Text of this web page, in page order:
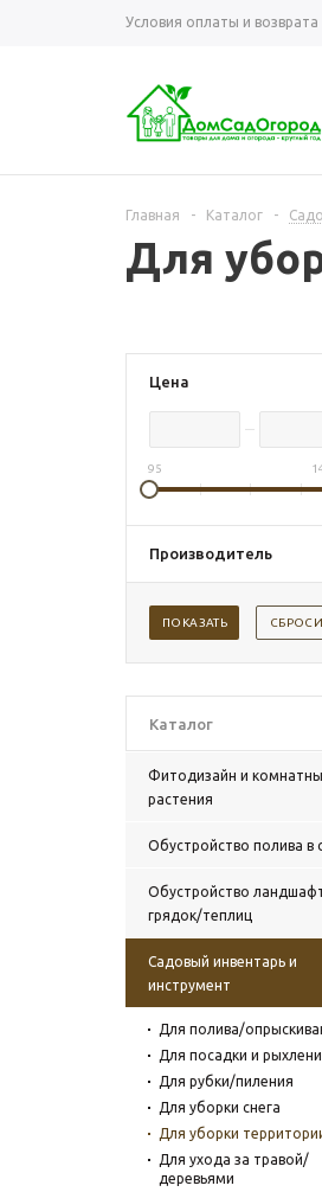
Условия оплаты и возврата
Главная - Каталог -
Для
Цена
95
Производитель
ПОКАЗАТЬ
Каталог
Фитодизайн и
растения
Обустройство полива в
Обустройство
грядок/теплиц
Садовый инвентарь и
инструмент
Для полива/
Для посадки и
Для рубки/пиления
Для уборки снега
Для уборки
Для ухода за травой/
деревьями